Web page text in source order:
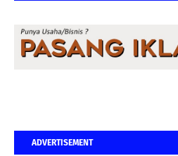
ADVERTISEMENT